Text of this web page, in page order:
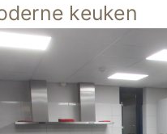
keuken